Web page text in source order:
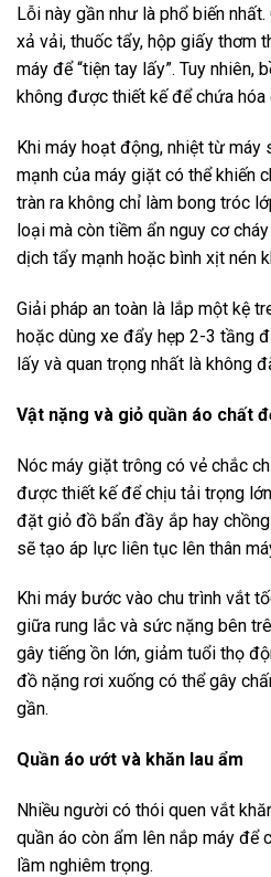
Lỗi này gần như là phổ biến
xả vải, thuốc tẩy, hộp giấy thơm
máy để “tiện tay lấy”. Tuy nhiên,
không được thiết kế để chứa hóa
Khi máy hoạt động, nhiệt từ
mạnh của máy giặt có thể khiến
tràn ra không chỉ làm bong tróc
loại mà còn tiềm ẩn nguy cơ
dịch tẩy mạnh hoặc bình xịt nén
Giải pháp an toàn là lắp một kệ
hoặc dùng xe đẩy hẹp 2-3 tầng
lấy và quan trọng nhất là không
Vật nặng và giỏ quần áo chất
Nóc máy giặt trông có vẻ chắc
được thiết kế để chịu tải trọng
đặt giỏ đồ bẩn đầy ắp hay
sẽ tạo áp lực liên tục lên thân
Khi máy bước vào chu trình vắt
giữa rung lắc và sức nặng bên
gây tiếng ồn lớn, giảm tuổi thọ
đồ nặng rơi xuống có thể gây
gần.
Quần áo ướt và khăn lau ẩm
Nhiều người có thói quen vắt
quần áo còn ẩm lên nắp máy để
lầm nghiêm trọng.